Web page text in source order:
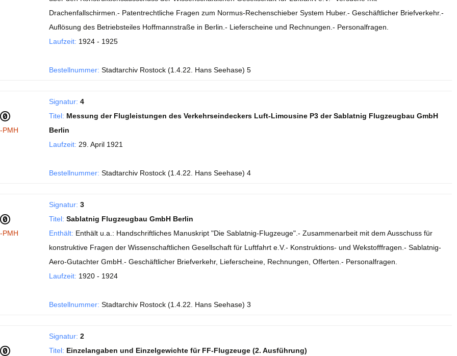
Drachenfallschirmen.- Patentrechtliche Fragen zum Normus-Rechenschieber System Huber.- Geschäftlicher Briefverkehr.-
Auflösung des Betriebsteiles Hoffmannstraße in Berlin.- Lieferscheine und Rechnungen.- Personalfragen.
Laufzeit: 1924 - 1925
Bestellnummer: Stadtarchiv Rostock (1.4.22. Hans Seehase) 5
PMH
Signatur: 4
Titel: Messung der Flugleistungen des Verkehrseindeckers Luft-Limousine P3 der Sablatnig Flugzeugbau GmbH
Berlin
Laufzeit: 29. April 1921
Bestellnummer: Stadtarchiv Rostock (1.4.22. Hans Seehase) 4
PMH
Signatur: 3
Titel: Sablatnig Flugzeugbau GmbH Berlin
Enthält: Enthält u.a.: Handschriftliches Manuskript "Die Sablatnig-Flugzeuge".- Zusammenarbeit mit dem Ausschuss für
konstruktive Fragen der Wissenschaftlichen Gesellschaft für Luftfahrt e.V.- Konstruktions- und Wekstofffragen.- Sablatnig-
Aero-Gutachter GmbH.- Geschäftlicher Briefverkehr, Lieferscheine, Rechnungen, Offerten.- Personalfragen.
Laufzeit: 1920 - 1924
Bestellnummer: Stadtarchiv Rostock (1.4.22. Hans Seehase) 3
Signatur: 2
Titel: Einzelangaben und Einzelgewichte für FF-Flugzeuge (2. Ausführung)